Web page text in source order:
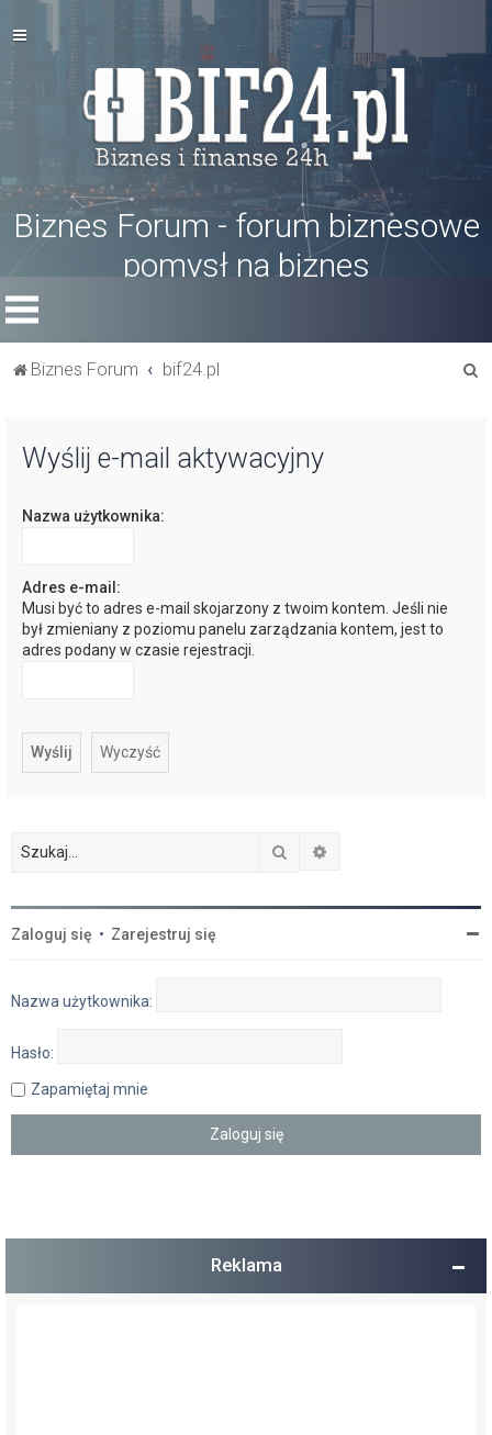
Biznes Forum - forum biznesowe
pomysł na biznes
Biznes Forum bif24.pl
Wyślij e-mail aktywacyjny
Nazwa użytkownika:
Adres e-mail:
Musi być to adres e-mail skojarzony z twoim kontem. Jeśli nie
był zmieniany z poziomu panelu zarządzania kontem, jest to
adres podany w czasie rejestracji.
Szukaj
Zaloguj się • Zarejestruj się
Nazwa użytkownika:
Hasło:
Zapamiętaj mnie
Reklama